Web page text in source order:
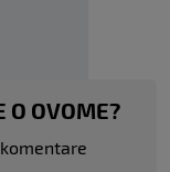
O OVOME?